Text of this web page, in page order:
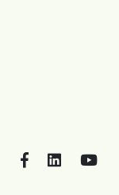
FacebookLinkedIn